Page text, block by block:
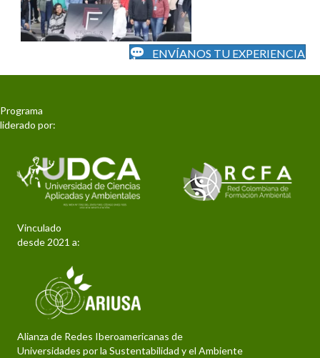
ENVÍANOS TU EXPERIENCIA
Programa
liderado por:
Vinculado
desde 2021 a:
Alianza de Redes Iberoamericanas de
Universidades por la Sustentabilidad y el Ambiente